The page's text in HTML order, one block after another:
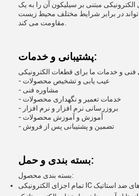
مبتنی بر سیلیکون آن را به یک
در برابر شرایط مختلف محیط زیست
پشتیبانی و خدمات:
- عیب یابی و تشخیص محصولات
- مشاوره فنی
- خدمات تعمیر و نگهداری محصولات
- بروزرسانی نرم افزار و نرم افزار
- آموزش و آموزش محصولات
- تضمین و پشتیبانی پس از فروش
بسته بندی و حمل:
بسته بندی محصول:
تمام اجزای الکترونیکی IC به طور ایمن در کیسه های ضد استاتیک